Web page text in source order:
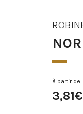
à partir de
3,81€